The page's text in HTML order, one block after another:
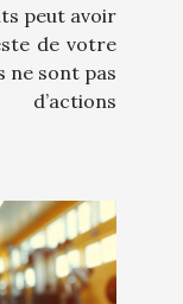
peut avoir
de votre
ne sont pas